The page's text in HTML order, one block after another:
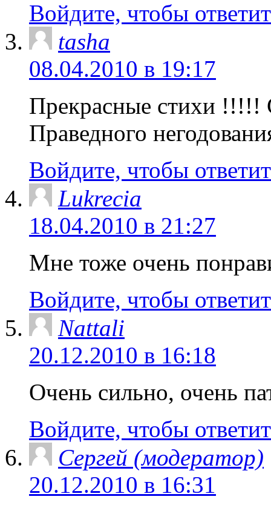
Войдите, чтобы
tasha
08.04.2010 в 19:17
Прекрасные стихи !!!!!
Праведного
Войдите, чтобы
Lukrecia
18.04.2010 в 21:27
Мне тоже очень
Войдите, чтобы
Nattali
20.12.2010 в 16:18
Очень сильно, очень
Войдите, чтобы
Сергей (модератор)
20.12.2010 в 16:31